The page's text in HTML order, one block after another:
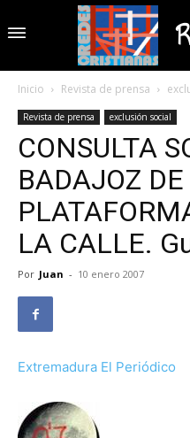
Inicio Revista de prensa
Revista de prensa exclusión social
CONSULTA
BADAJOZ
LA CALLE.
Por Juan - 10 enero 2007
Extremadura El Periódico